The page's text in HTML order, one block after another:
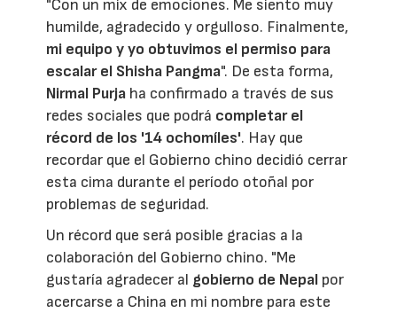
"Con un mix de emociones. Me siento muy
humilde, agradecido y orgulloso. Finalmente,
mi equipo y yo obtuvimos el permiso para
escalar el Shisha Pangma". De esta forma,
Nirmal Purja ha confirmado a través de sus
redes sociales que podrá completar el
récord de los '14 ochomíles'. Hay que
recordar que el Gobierno chino decidió cerrar
esta cima durante el período otoñal por
problemas de seguridad.
Un récord que será posible gracias a la
colaboración del Gobierno chino. "Me
gustaría agradecer al gobierno de Nepal por
acercarse a China en mi nombre para este